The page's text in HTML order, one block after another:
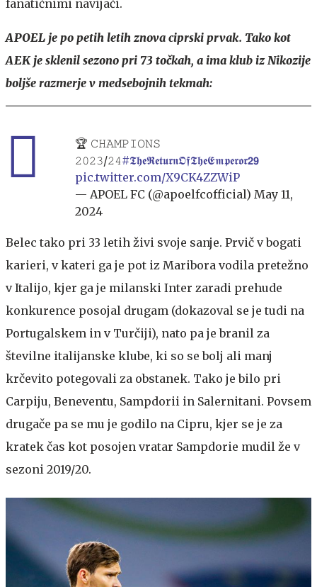
fanatičnimi navijači.
APOEL je po petih letih znova ciprski prvak. Tako kot
AEK je sklenil sezono pri 73 točkah, a ima klub iz Nikozije
boljše razmerje v medsebojnih tekmah:
🏆 𝙲𝙷𝙰𝙼𝙿𝙸𝙾𝙽𝚂
𝟸𝟶𝟸𝟹/𝟸𝟺#𝕿𝖍𝖊𝕽𝖊𝖙𝖚𝖗𝖓𝕺𝖋𝕿𝖍𝖊𝕰𝖒𝖕𝖊𝖗𝖔𝖗𝟮𝟵
pic.twitter.com/X9CK4ZZWiP
— APOEL FC (@apoelfcofficial) May 11,
2024
Belec tako pri 33 letih živi svoje sanje. Prvič v bogati
karieri, v kateri ga je pot iz Maribora vodila pretežno
v Italijo, kjer ga je milanski Inter zaradi prehude
konkurence posojal drugam (dokazoval se je tudi na
Portugalskem in v Turčiji), nato pa je branil za
številne italijanske klube, ki so se bolj ali manj
krčevito potegovali za obstanek. Tako je bilo pri
Carpiju, Beneventu, Sampdorii in Salernitani. Povsem
drugače pa se mu je godilo na Cipru, kjer se je za
kratek čas kot posojen vratar Sampdorie mudil že v
sezoni 2019/20.